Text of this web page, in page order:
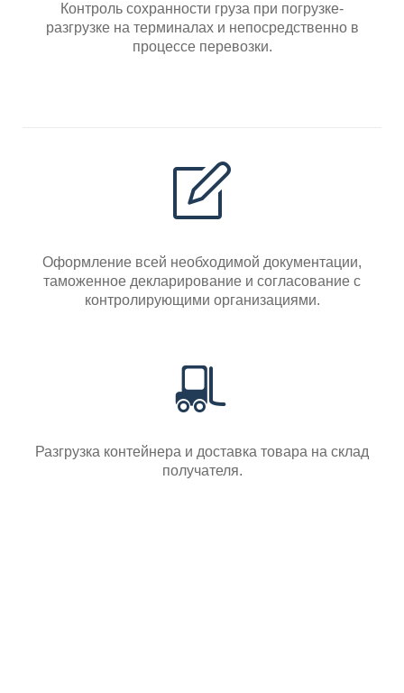
Контроль сохранности груза при погрузке-
разгрузке на терминалах и непосредственно в
процессе перевозки.
Оформление всей необходимой документации,
таможенное декларирование и согласование с
контролирующими организациями.
Разгрузка контейнера и доставка товара на склад
получателя.